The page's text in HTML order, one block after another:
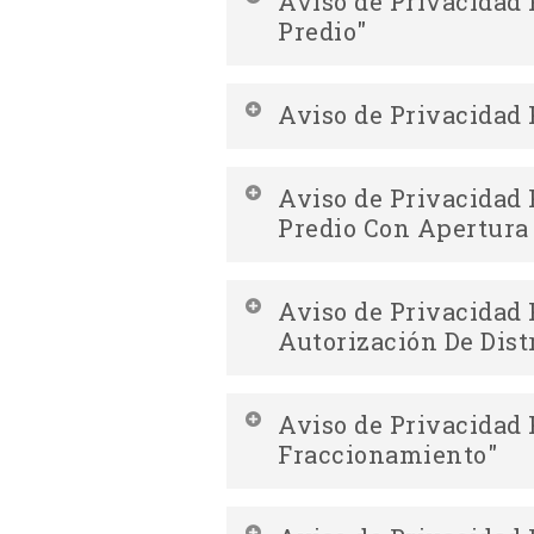
Predio"
Descripción
Descargar Aviso de Privacidad
Aviso de Privacidad
Descripción
Descargar Aviso de Privacidad
Descargar Aviso de Privacidad
Aviso de Privacidad
Predio Con
Descripción
Descargar Aviso de Privacidad
Aviso de Privacidad
Autorización De
Aviso de Privacidad
Fraccionamiento"
Descripción